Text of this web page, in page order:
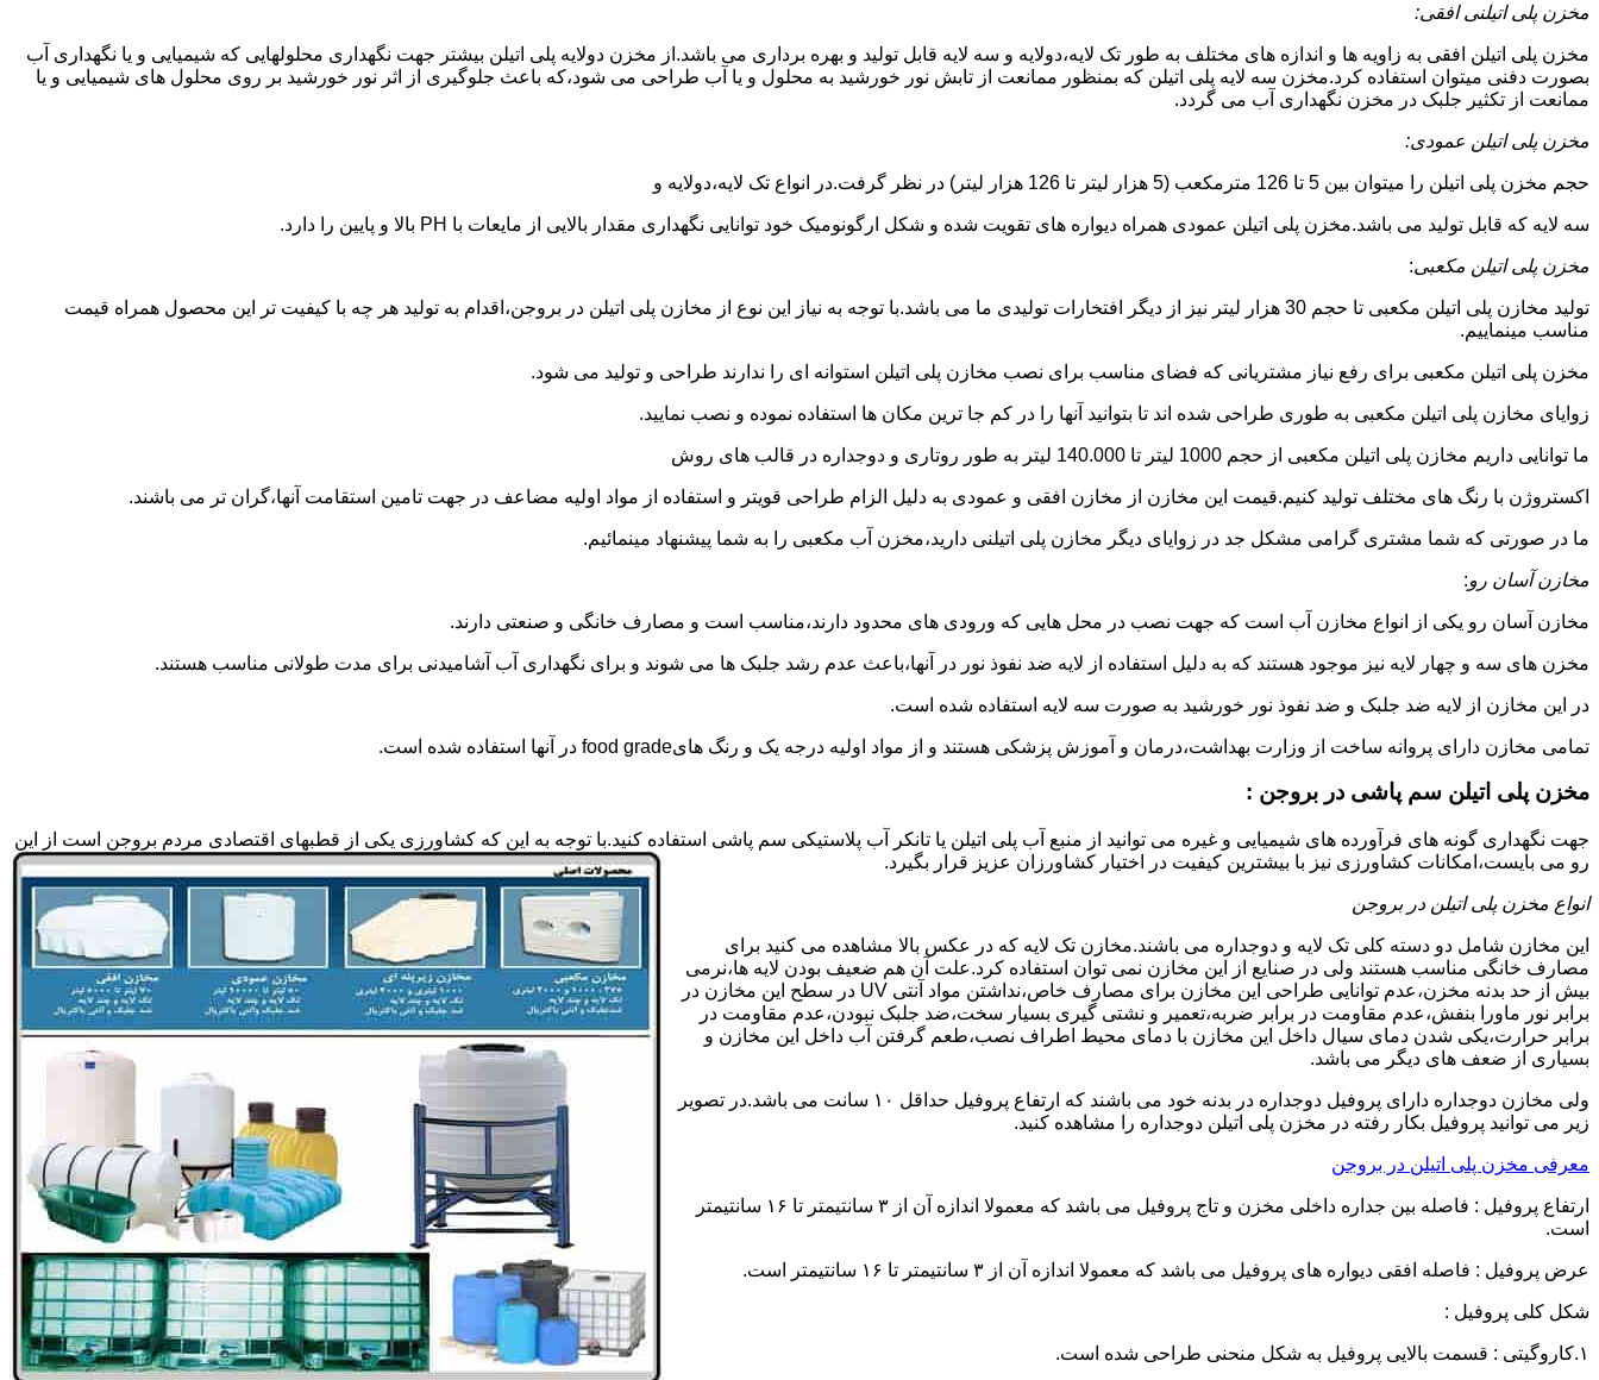
مخزن پلی اتیلنی افقی:
مخزن پلی اتیلن افقی به زاویه ها و اندازه های مختلف به طور تک لایه،دولایه و سه لایه قابل تولید و بهره برداری می باشد.از مخزن دولایه پلی اتیلن بیشتر جهت نگهداری محلولهایی که شیمیایی و یا نگهداری آب
بصورت دفنی میتوان استفاده کرد.مخزن سه لایه پلی اتیلن که بمنظور ممانعت از تابش نور خورشید به محلول و یا آب طراحی می شود،که باعث جلوگیری از اثر نور خورشید بر روی محلول های شیمیایی و یا
ممانعت از تکثیر جلبک در مخزن نگهداری آب می گردد.
مخزن پلی اتیلن عمودی:
حجم مخزن پلی اتیلن را میتوان بین 5 تا 126 مترمکعب (5 هزار لیتر تا 126 هزار لیتر) در نظر گرفت.در انواع تک لایه،دولایه و
سه لایه که قابل تولید می باشد.مخزن پلی اتیلن عمودی همراه دیواره های تقویت شده و شکل ارگونومیک خود توانایی نگهداری مقدار بالایی از مایعات با PH بالا و پایین را دارد.
مخزن پلی اتیلن مکعبی:
تولید مخازن پلی اتیلن مکعبی تا حجم 30 هزار لیتر نیز از دیگر افتخارات تولیدی ما می باشد.با توجه به نیاز این نوع از مخازن پلی اتیلن در بروجن،اقدام به تولید هر چه با کیفیت تر این محصول همراه قیمت
مناسب مینماییم.
مخزن پلی اتیلن مکعبی برای رفع نیاز مشتریانی که فضای مناسب برای نصب مخازن پلی اتیلن استوانه ای را ندارند طراحی و تولید می شود.
زوایای مخازن پلی اتیلن مکعبی به طوری طراحی شده اند تا بتوانید آنها را در کم جا ترین مکان ها استفاده نموده و نصب نمایید.
ما توانایی داریم مخازن پلی اتیلن مکعبی از حجم 1000 لیتر تا 140.000 لیتر به طور روتاری و دوجداره در قالب های روش
اکستروژن با رنگ های مختلف تولید کنیم.قیمت این مخازن از مخازن افقی و عمودی به دلیل الزام طراحی قویتر و استفاده از مواد اولیه مضاعف در جهت تامین استقامت آنها،گران تر می باشند.
ما در صورتی که شما مشتری گرامی مشکل جد در زوایای دیگر مخازن پلی اتیلنی دارید،مخزن آب مکعبی را به شما پیشنهاد مینمائیم.
مخازن آسان رو:
مخازن آسان رو یکی از انواع مخازن آب است که جهت نصب در محل هایی که ورودی های محدود دارند،مناسب است و مصارف خانگی و صنعتی دارند.
مخزن های سه و چهار لایه نیز موجود هستند که به دلیل استفاده از لایه ضد نفوذ نور در آنها،باعث عدم رشد جلبک ها می شوند و برای نگهداری آب آشامیدنی برای مدت طولانی مناسب هستند.
در این مخازن از لایه ضد جلبک و ضد نفوذ نور خورشید به صورت سه لایه استفاده شده است.
تمامی مخازن دارای پروانه ساخت از وزارت بهداشت،درمان و آموزش پزشکی هستند و از مواد اولیه درجه یک و رنگ هایfood grade در آنها استفاده شده است.
مخزن پلی اتیلن سم پاشی در بروجن :
جهت نگهداری گونه های فرآورده های شیمیایی و غیره می توانید از منبع آب پلی اتیلن یا تانکر آب پلاستیکی سم پاشی استفاده کنید.با توجه به این که کشاورزی یکی از قطبهای اقتصادی مردم بروجن است از این
رو می بایست،امکانات کشاورزی نیز با بیشترین کیفیت در اختیار کشاورزان عزیز قرار بگیرد.
انواع مخزن پلی اتیلن در بروجن
این مخازن شامل دو دسته کلی تک لایه و دوجداره می باشند.مخازن تک لایه که در عکس بالا مشاهده می کنید برای
مصارف خانگی مناسب هستند ولی در صنایع از این مخازن نمی توان استفاده کرد.علت آن هم ضعیف بودن لایه ها،نرمی
بیش از حد بدنه مخزن،عدم توانایی طراحی این مخازن برای مصارف خاص،نداشتن مواد آنتی UV در سطح این مخازن در
برابر نور ماورا بنفش،عدم مقاومت در برابر ضربه،تعمیر و نشتی گیری بسیار سخت،ضد جلبک نبودن،عدم مقاومت در
برابر حرارت،یکی شدن دمای سیال داخل این مخازن با دمای محیط اطراف نصب،طعم گرفتن آب داخل این مخازن و
بسیاری از ضعف های دیگر می باشد.
ولی مخازن دوجداره دارای پروفیل دوجداره در بدنه خود می باشند که ارتفاع پروفیل حداقل ۱۰ سانت می باشد.در تصویر
زیر می توانید پروفیل بکار رفته در مخزن پلی اتیلن دوجداره را مشاهده کنید.
معرفی مخزن پلی اتیلن در بروجن
ارتفاع پروفیل : فاصله بین جداره داخلی مخزن و تاج پروفیل می باشد که معمولا اندازه آن از ۳ سانتیمتر تا ۱۶ سانتیمتر
است.
عرض پروفیل : فاصله افقی دیواره های پروفیل می باشد که معمولا اندازه آن از ۳ سانتیمتر تا ۱۶ سانتیمتر است.
شکل کلی پروفیل :
۱.کاروگیتی : قسمت بالایی پروفیل به شکل منحنی طراحی شده است.